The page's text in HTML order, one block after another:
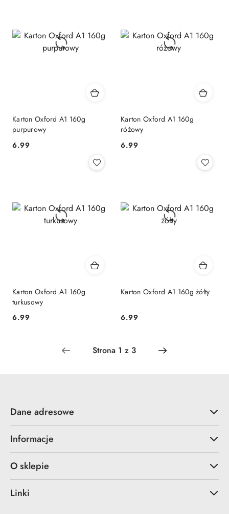
Karton Oxford A1 160g
purpurowy
Cena:
6.99
Karton Oxford A1 160g
różowy
Cena:
6.99
Karton Oxford A1 160g
turkusowy
Cena:
6.99
Karton Oxford A1 160g żółty
Cena:
6.99
Dane adresowe
Informacje
O sklepie
Linki